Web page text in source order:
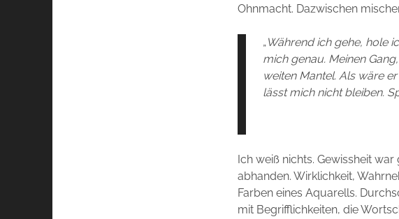
Ohnmacht. Dazwischen
„Während ich gehe, hole
mich genau. Meinen
weiten Mantel. Als wäre
lässt mich nicht bleiben.
Ich weiß nichts. Gewissheit
abhanden. Wirklichkeit,
Farben eines Aquarells.
mit Begrifflichkeiten, die